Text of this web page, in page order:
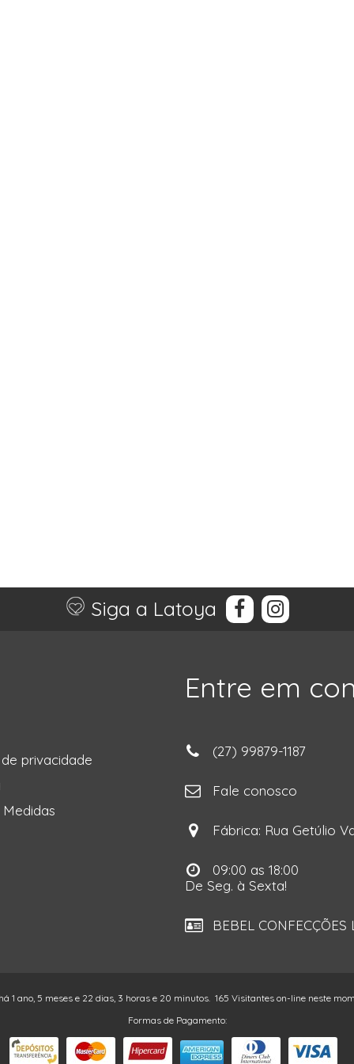
Siga a Latoya
privacidade
Medidas
Entre em
(27) 99879-1187
Fale conosco
Fábrica: Rua Getúlio
09:00 as 18:00
De Seg. à Sexta!
BEBEL
1 ano, 5 meses e 22 dias, 3 horas e 20 minutos. 165 Visitantes on-line neste
Formas de Pagamento: